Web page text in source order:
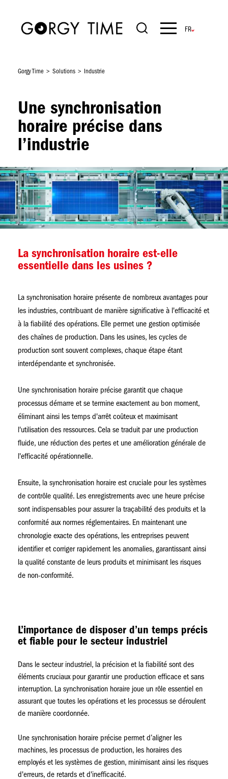
contenu
principal
Navigation
Gorgy Time Solutions Industrie
Une synchronisation
horaire précise dans
l’industrie
Image
La synchronisation horaire est-elle
essentielle dans les usines ?
La synchronisation horaire présente de nombreux avantages pour
les industries, contribuant de manière significative à l'efficacité et
à la fiabilité des opérations. Elle permet une gestion optimisée
des chaînes de production. Dans les usines, les cycles de
production sont souvent complexes, chaque étape étant
interdépendante et synchronisée.
Une synchronisation horaire précise garantit que chaque
processus démarre et se termine exactement au bon moment,
éliminant ainsi les temps d'arrêt coûteux et maximisant
l'utilisation des ressources. Cela se traduit par une production
fluide, une réduction des pertes et une amélioration générale de
l'efficacité opérationnelle.
Ensuite, la synchronisation horaire est cruciale pour les systèmes
de contrôle qualité. Les enregistrements avec une heure précise
sont indispensables pour assurer la traçabilité des produits et la
conformité aux normes réglementaires. En maintenant une
chronologie exacte des opérations, les entreprises peuvent
identifier et corriger rapidement les anomalies, garantissant ainsi
la qualité constante de leurs produits et minimisant les risques
de non-conformité.
L’importance de disposer d’un temps précis
et fiable pour le secteur industriel
Dans le secteur industriel, la précision et la fiabilité sont des
éléments cruciaux pour garantir une production efficace et sans
interruption. La synchronisation horaire joue un rôle essentiel en
assurant que toutes les opérations et les processus se déroulent
de manière coordonnée.
Une synchronisation horaire précise permet d’aligner les
machines, les processus de production, les horaires des
employés et les systèmes de gestion, minimisant ainsi les risques
d'erreurs, de retards et d'inefficacité.